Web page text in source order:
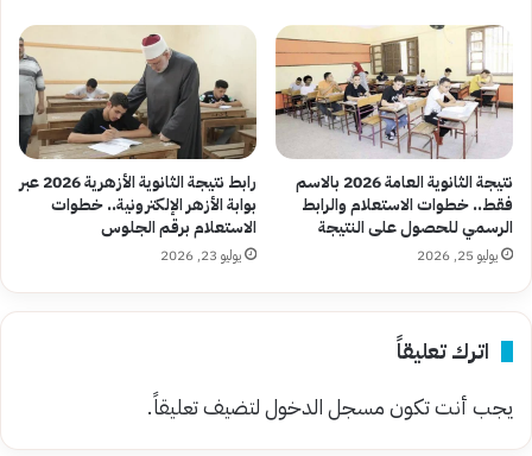
نتيجة الثانوية العامة 2026 بالاسم
فقط.. خطوات الاستعلام والرابط
الرسمي للحصول على النتيجة
يوليو 25, 2026
رابط نتيجة الثانوية الأزهرية 2026 عبر
بوابة الأزهر الإلكترونية.. خطوات
الاستعلام برقم الجلوس
يوليو 23, 2026
اترك تعليقاً
يجب أنت تكونمسجل الدخوللتضيف تعليقاً.